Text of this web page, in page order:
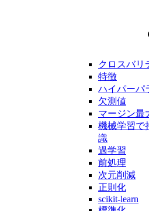
クロスバリ
特徴
ハイパーパ
欠測値
マージン最
機械学習で
識
過学習
前処理
次元削減
正則化
scikit-learn